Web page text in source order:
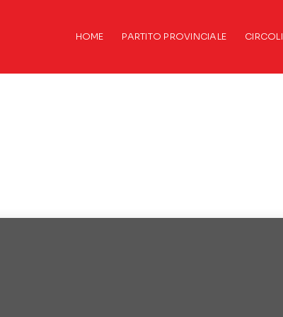
HOME PARTITO PROVINCIALE CIRCOLI